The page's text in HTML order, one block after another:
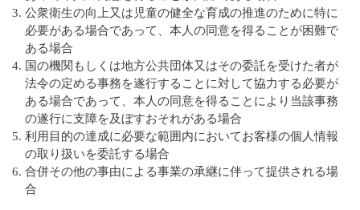
公衆衛生の向上又は児童の健全な育成の推進のために特に
必要がある場合であって、本人の同意を得ることが困難で
ある場合
国の機関もしくは地方公共団体又はその委託を受けた者が
法令の定める事務を遂行することに対して協力する必要が
ある場合であって、本人の同意を得ることにより当該事務
の遂行に支障を及ぼすおそれがある場合
利用目的の達成に必要な範囲内においてお客様の個人情報
の取り扱いを委託する場合
合併その他の事由による事業の承継に伴って提供される場
合